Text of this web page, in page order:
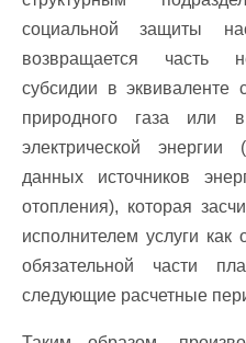
социальной защиты
возвращается часть
субсидии в эквиваленте
природного газа или
электрической энергии
данных источников
отопления), которая
исполнителем услуги как
обязательной части
следующие расчетные